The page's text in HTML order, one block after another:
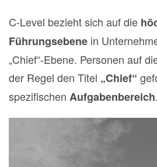
C-Level bezieht sich auf die
Führungsebene in
„Chief“-Ebene. Personen auf
der Regel den Titel „Chief“
spezifischen Aufgabenbereich.